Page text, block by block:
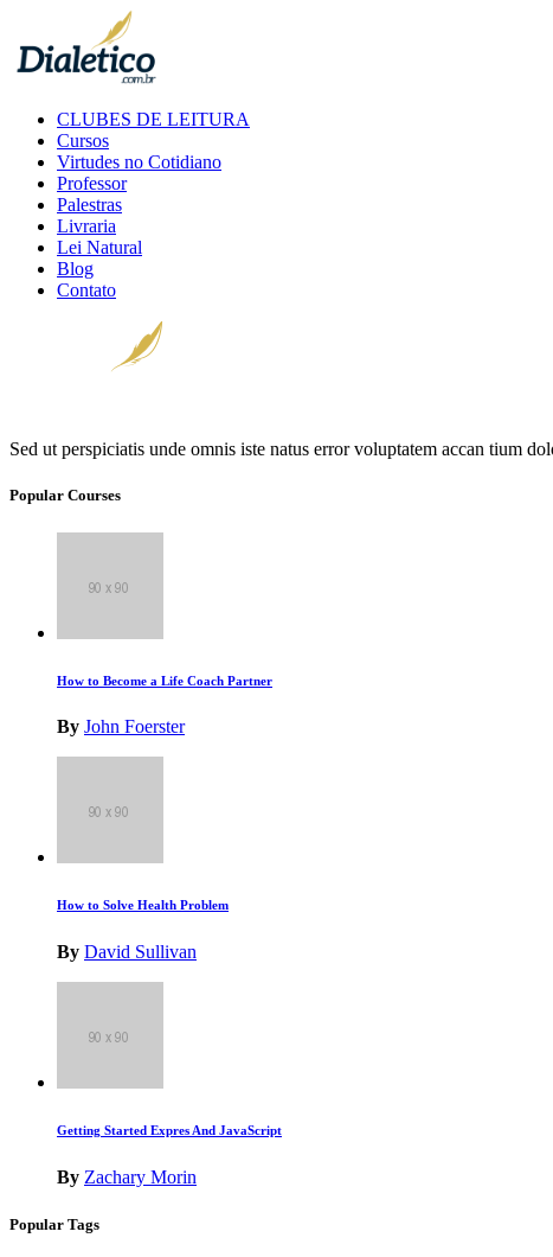
CLUBES DE LEITURA
Cursos
Virtudes no Cotidiano
Professor
Palestras
Livraria
Lei Natural
Blog
Contato
Sed ut perspiciatis unde omnis iste natus error voluptatem accan tium
Popular Courses
How to Become a Life Coach Partner
By John Foerster
How to Solve Health Problem
By David Sullivan
Getting Started Expres And JavaScript
By Zachary Morin
Popular Tags